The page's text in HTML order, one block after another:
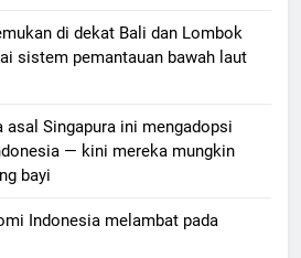
di dekat Bali dan Lombok
sistem pemantauan bawah laut
asal Singapura ini mengadopsi
— kini mereka mungkin
bayi
Indonesia melambat pada